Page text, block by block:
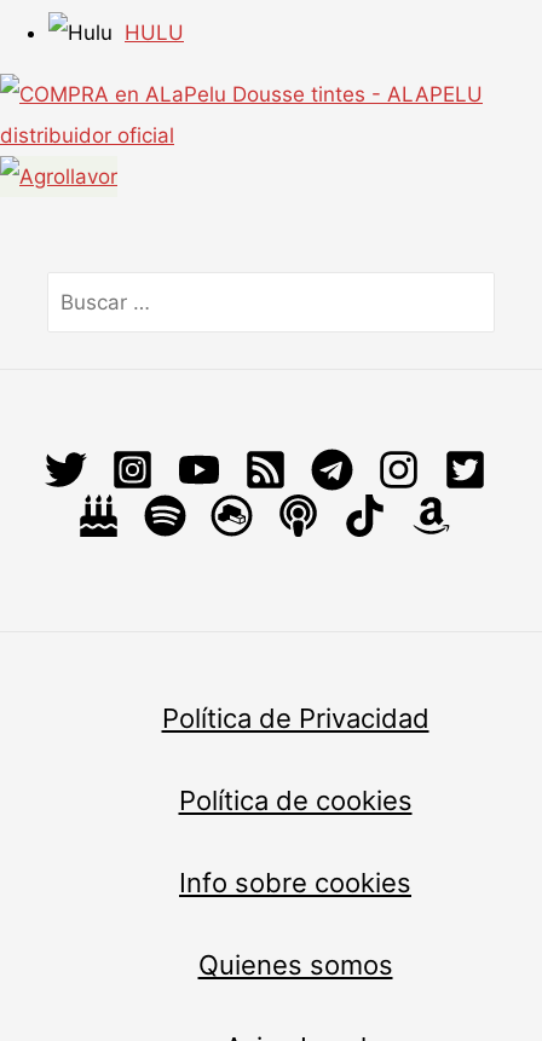
HULU
por:
Política de Privacidad
Política de cookies
Info sobre cookies
Quienes somos